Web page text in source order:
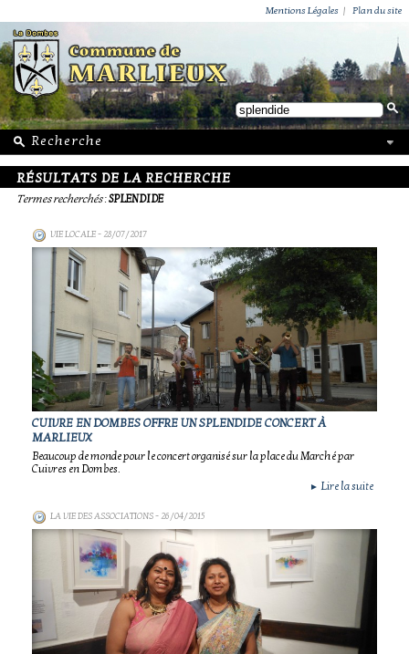
Mentions Légales | Plan du site
RÉSULTATS DE LA RECHERCHE
Termes recherchés:SPLENDIDE
VIE LOCALE- 28/07/2017
CUIVRE EN DOMBES OFFRE UN SPLENDIDE CONCERT À
MARLIEUX
Beaucoup de monde pour le concert organisé sur la place du Marché par
Cuivres en Dombes.
► Lire la suite
LA VIE DES ASSOCIATIONS- 26/04/2015